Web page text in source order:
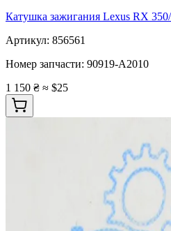
Катушка зажигания Lexus RX
Артикул: 856561
Номер запчасти: 90919-A2010
1 150 ₴ ≈ $25